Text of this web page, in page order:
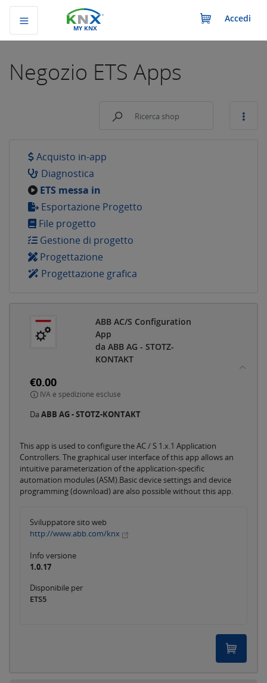
MY KNX
Accedi
Negozio ETS Apps
Acquisto in-app
Diagnostica
ETS messa in
Esportazione Progetto
File progetto
Gestione di progetto
Progettazione
Progettazione grafica
ABB AC/S Configuration
App
da ABB AG - STOTZ-
KONTAKT
€0.00
IVA e spedizione escluse
Da ABB AG - STOTZ-KONTAKT
This app is used to configure the AC / S 1.x.1 Application
Controllers. The graphical user interface of this app allows an
intuitive parameterization of the application-specific
automation modules (ASM).Basic device settings and device
programming (download) are also possible without this app.
Sviluppatore sito web
http://www.abb.com/knx
Info versione
1.0.17
Disponibile per
ETS5